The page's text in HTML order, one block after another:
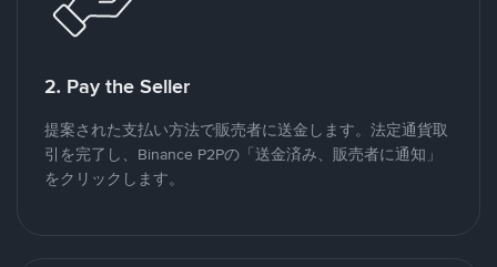
2. Pay the Seller
提案された支払い方法で販売者に送金します。法定通貨取
引を完了し、Binance P2Pの「送金済み、販売者に通知」
をクリックします。